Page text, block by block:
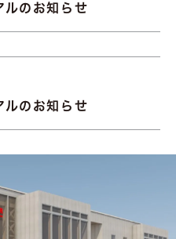
ルのお知らせ
ルのお知らせ